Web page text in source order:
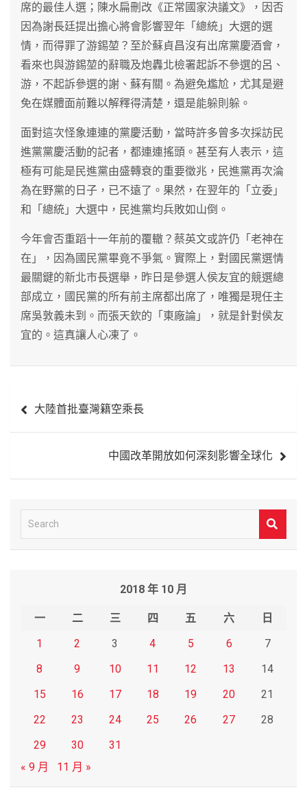
席的最佳人選；陳水扁刪改《正常國家決議文》，因否
因為謝長廷提出擔心將會影響翌年「總統」大選的選
情，而得罪了游錫堃？至於蘇貞昌沒有出席黨慶酒會，
看來也與游錫堃的辭職及炮轟北檢署起訴不參選的呂、
游，不起訴參選的謝、蘇有關。為避免尷尬，尤其是避
免在媒體面前難以解釋得清楚，還是能躲則躲。
面對這次怪象連連的黨慶活動，當時許多曾多次採訪民
進黨黨慶活動的記者，都連連搖頭。甚至有人表示，這
極有可能是民進黨由盛轉衰的重要徵兆，民進黨再次淪
為在野黨的日子，已不遠了。果然，在翌年的「立委」
和「總統」大選中，民進黨均兵敗如山倒。
今年會否重蹈十一年前的覆轍？蔡英文或許仍「老神在
在」，因為國民黨畢竟不爭氣。實際上，對國民黨選情
最關鍵的新北市長選舉，昨日是參選人侯友宜的競選總
部成立，國民黨的所有前主席都出席了，唯獨是現任主
席吳敦義未到。而張天欽的「東廠論」，就是針對侯友
宜的。這真讓人心凍了。
章
大陸首批臺灣籍空乘長
中國改革開放如何深刻影響全球化
e
2018 年 10 月
一 二 三 四 五 六
日
1
2 3 4 5 6
7
8
9 10 11 12 13
14
15
16 17 18 19 20
21
22
23 24 25 26 27
28
29
30
31
« 9 月
11 月 »